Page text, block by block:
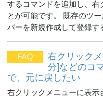
するコマンドを追加し、右
とが可能です。 既存のツ
バーを新規作成して登録
FAQ
右クリック
分]などのコ
で、元に戻したい
右クリックメニューに表